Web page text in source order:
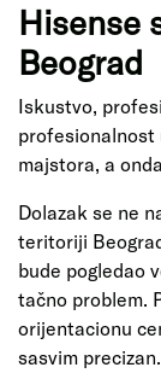
Hisense
Beograd
Iskustvo,
profesionalnost
majstora, a
Dolazak se ne
teritoriji
bude pogledao
tačno problem.
orijentacionu
sasvim precizan.